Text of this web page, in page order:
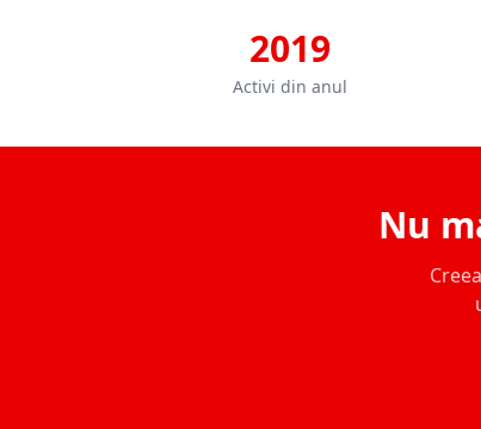
2019
Activi din anul
Nu